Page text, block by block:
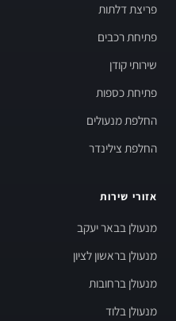
פריצת דלתות
פתיחת רכבים
שירותי קודן
פתיחת כספות
החלפת מנעולים
החלפת צילינדר
אזורי שירות
מנעולן בבאר יעקב
מנעולן בראשון לציון
מנעולן ברחובות
מנעולן בלוד